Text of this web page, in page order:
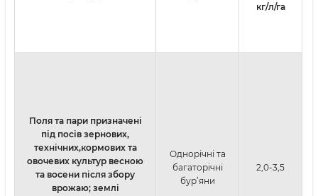
кг/л/га
Поля та пари призначені
під посів зернових,
технічних,кормових та
овочевих культур весною
та восени після збору
врожаю; землі
Однорічні та
багаторічні
бур’яни
2,0-3,5